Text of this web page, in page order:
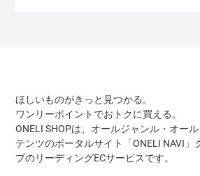
ほしいものがきっと見つかる。
ワンリーポイントでおトクに買える。
ONELI SHOPは、オールジャンル・オー
テンツのポータルサイト「ONELI NAVI」
プのリーディングECサービスです。